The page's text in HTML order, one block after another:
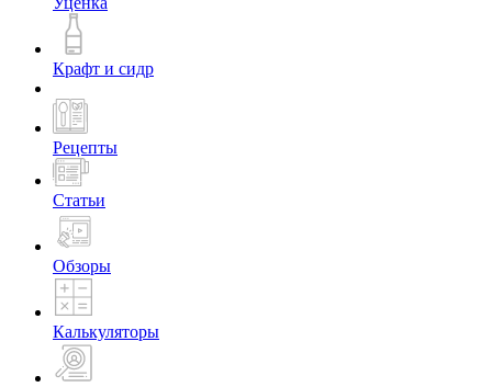
Крафт и сидр
Рецепты
Статьи
Обзоры
Калькуляторы